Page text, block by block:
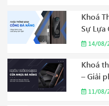
Khoá
Sự Lựa
Sống
14/08/
Khoá
– Giải
hợp11/08/